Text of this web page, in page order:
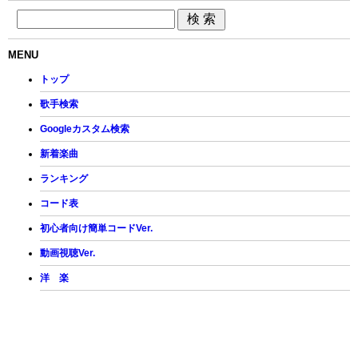
MENU
トップ
歌手検索
Googleカスタム検索
新着楽曲
ランキング
コード表
初心者向け簡単コードVer.
動画視聴Ver.
洋 楽